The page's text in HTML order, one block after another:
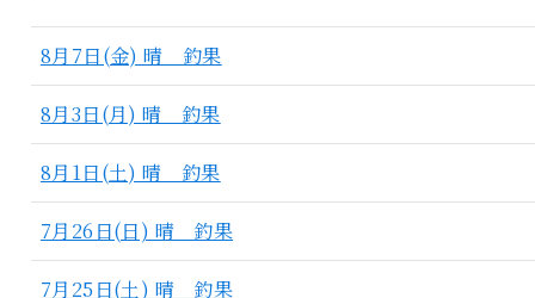
8月7日(金) 晴 釣果
8月3日(月) 晴 釣果
8月1日(土) 晴 釣果
7月26日(日) 晴 釣果
7月25日(土) 晴 釣果